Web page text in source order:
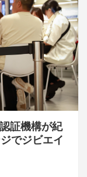
証機構が紀
でジビエイ